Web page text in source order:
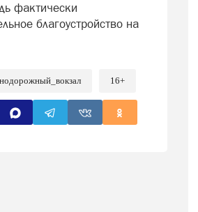
фактически
благоустройство на
16+